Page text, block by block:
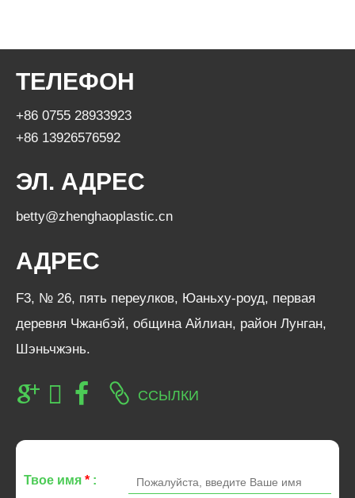
ТЕЛЕФОН
+86 0755 28933923
+86 13926576592
ЭЛ. АДРЕС
betty@zhenghaoplastic.cn
АДРЕС
F3, № 26, пять переулков, Юаньху-роуд, первая
деревня Чжанбэй, община Айлиан, район Лунган,
Шэньчжэнь.
ССЫЛКИ
Твое имя * :